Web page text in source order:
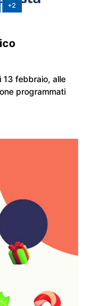
+2
13 febbraio, alle
programmati